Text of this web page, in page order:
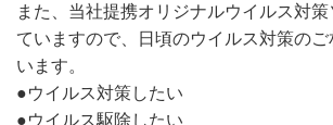
また、当社提携オリジナルウイルス対
ていますので、日頃のウイルス対策の
います。
●ウイルス対策したい
●ウイルス駆除したい